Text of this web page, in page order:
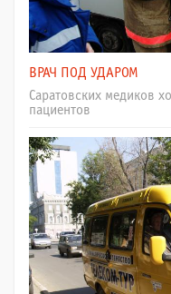
ВРАЧ ПОД УДАРОМ
Саратовских медиков
пациентов